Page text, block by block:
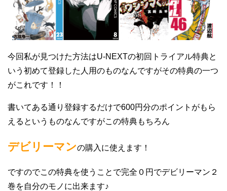
今回私が見つけた方法はU-NEXTの初回トライアル特典と
いう初めて登録した人用のものなんですがその特典の一つ
がこれです！！
書いてある通り登録するだけで600円分のポイントがもら
えるというものなんですがこの特典もちろん
デビリーマンの購入に使えます！
ですのでこの特典を使うことで完全０円でデビリーマン２
巻を自分のモノに出来ます♪